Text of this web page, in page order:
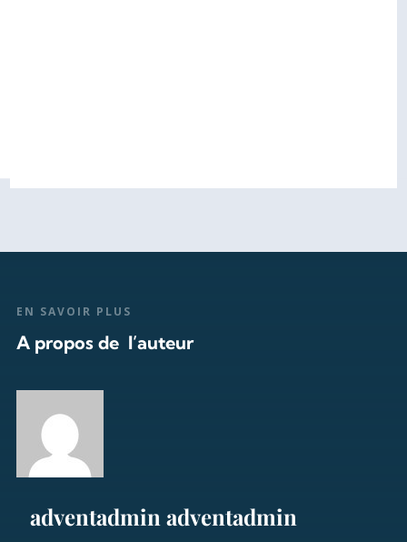
EN SAVOIR PLUS
A propos de l’auteur
adventadmin adventadmin